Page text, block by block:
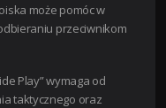
może pomóc w
przeciwnikom
Play” wymaga od
taktycznego oraz